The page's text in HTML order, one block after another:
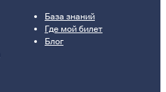
База знаний
Где мой билет
Блог